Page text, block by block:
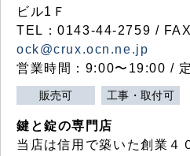
ビル1Ｆ
TEL：0143-44-2759 /
ock@crux.ocn.ne.jp
営業時間：9:00〜19:00 /
販売可 工事・取付可
鍵と錠の専門店
当店は信用で築いた創業４